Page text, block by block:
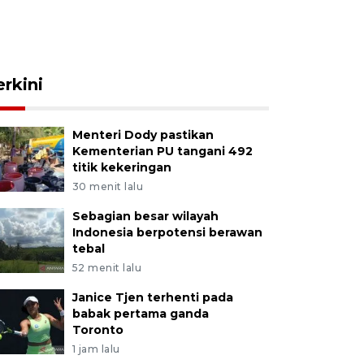
Menteri Dody pastikan
Kementerian PU tangani 492
titik kekeringan
30 menit lalu
Sebagian besar wilayah
Indonesia berpotensi berawan
tebal
52 menit lalu
Janice Tjen terhenti pada
babak pertama ganda
Toronto
1 jam lalu